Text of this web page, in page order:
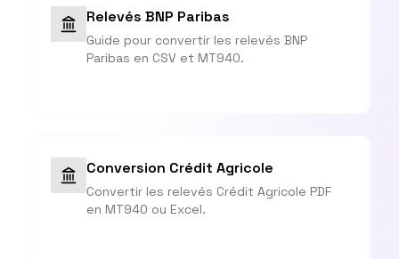
Relevés BNP Paribas
Guide pour convertir les relevés BNP
Paribas en CSV et MT940.
Conversion Crédit Agricole
Convertir les relevés Crédit Agricole PDF
en MT940 ou Excel.